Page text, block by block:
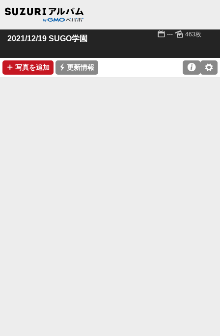
2021/12/19 SUGO学園 📅 --- 🌄 463枚
➕ 写真を追加 ⚡ 更新情報 ⚙
